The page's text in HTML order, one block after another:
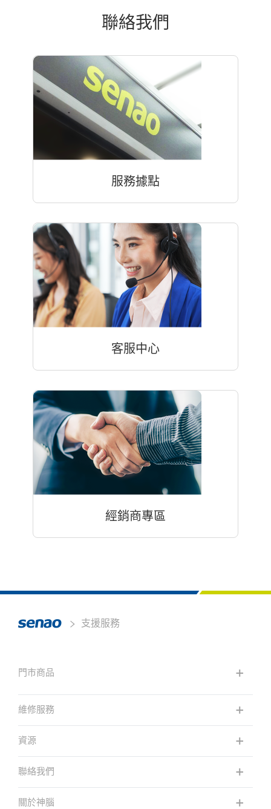
聯絡我們
服務據點
客服中心
經銷商專區
支援服務
門市商品
維修服務
資源
聯絡我們
關於神腦